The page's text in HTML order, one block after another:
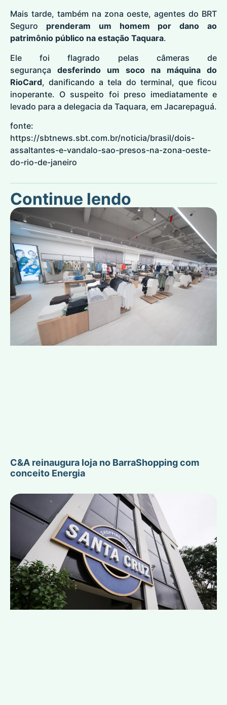
Mais tarde, também na zona oeste, agentes do BRT
Seguro prenderam um homem por dano ao
patrimônio público na estação Taquara.
Ele foi flagrado pelas câmeras de
segurança desferindo um soco na máquina do
RioCard, danificando a tela do terminal, que ficou
inoperante. O suspeito foi preso imediatamente e
levado para a delegacia da Taquara, em Jacarepaguá.
fonte:
https://sbtnews.sbt.com.br/noticia/brasil/dois-
assaltantes-e-vandalo-sao-presos-na-zona-oeste-
do-rio-de-janeiro
Continue lendo
C&A reinaugura loja no BarraShopping com
conceito Energia